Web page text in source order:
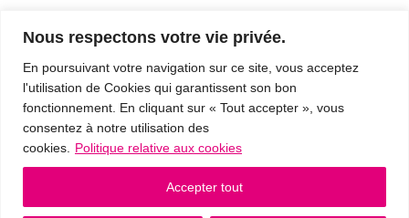
Nous respectons votre vie privée.
En poursuivant votre navigation sur ce site, vous acceptez
l'utilisation de Cookies qui garantissent son bon
fonctionnement. En cliquant sur « Tout accepter », vous
consentez à notre utilisation des
cookies.
Politique relative aux cookies
Accepter tout
Mentions Légales
Politique de confidentialité / RGPD
Conditions Générales de Vente
© 2019 - Cousins & Cousines